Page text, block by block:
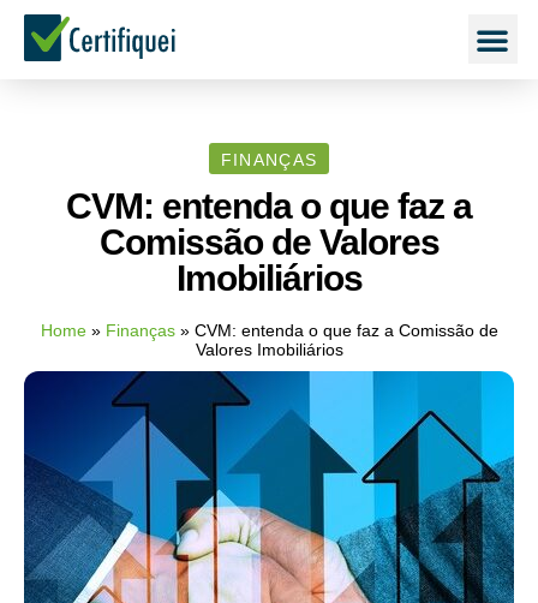
FINANÇAS
CVM: entenda o que faz a
Comissão de Valores
Imobiliários
Home» Finanças» CVM: entenda o que faz a Comissão de
Valores Imobiliários